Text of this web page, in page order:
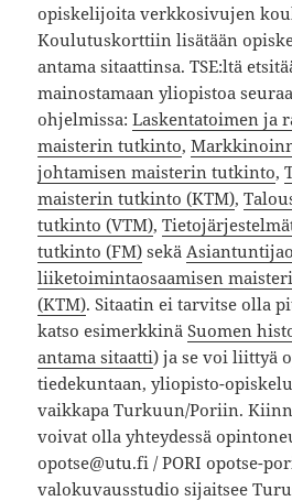
opiskelijoita verkkosivujen
Koulutuskorttiin lisätään
antama sitaattinsa. TSE:ltä
mainostamaan yliopistoa
ohjelmissa:Laskentatoimen ja
maisterin tutkinto,
johtamisen maisterin tutkinto,
maisterin tutkinto (KTM),
tutkinto (VTM),
tutkinto (FM) sekä
liiketoimintaosaamisen
(KTM). Sitaatin ei tarvitse olla
katso esimerkkinäSuomen
antama sitaatti) ja se voi liittyä
tiedekuntaan, yliopisto-
vaikkapa Turkuun/Poriin.
voivat olla yhteydessä
opotse@utu.fi / PORI opotse-
valokuvausstudio sijaitsee